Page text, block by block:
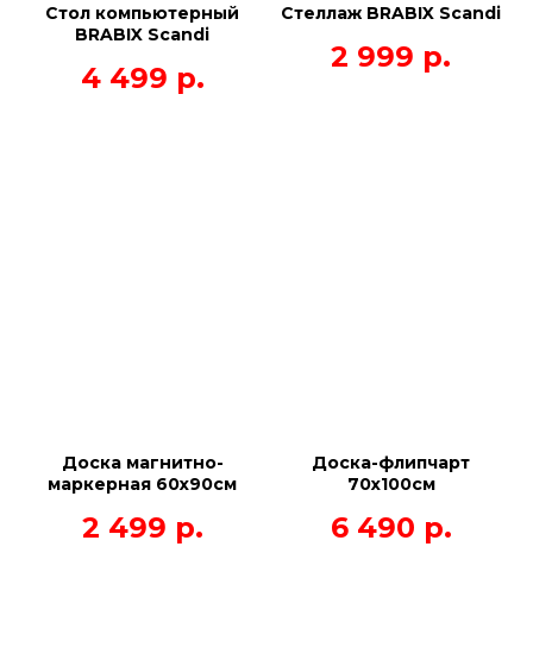
Стол компьютерный
BRABIX Scandi
4 499 р.
Стеллаж BRABIX Scandi
2 999 р.
Доска магнитно-
маркерная 60х90см
2 499 р.
Доска-флипчарт
70х100см
6 490 р.